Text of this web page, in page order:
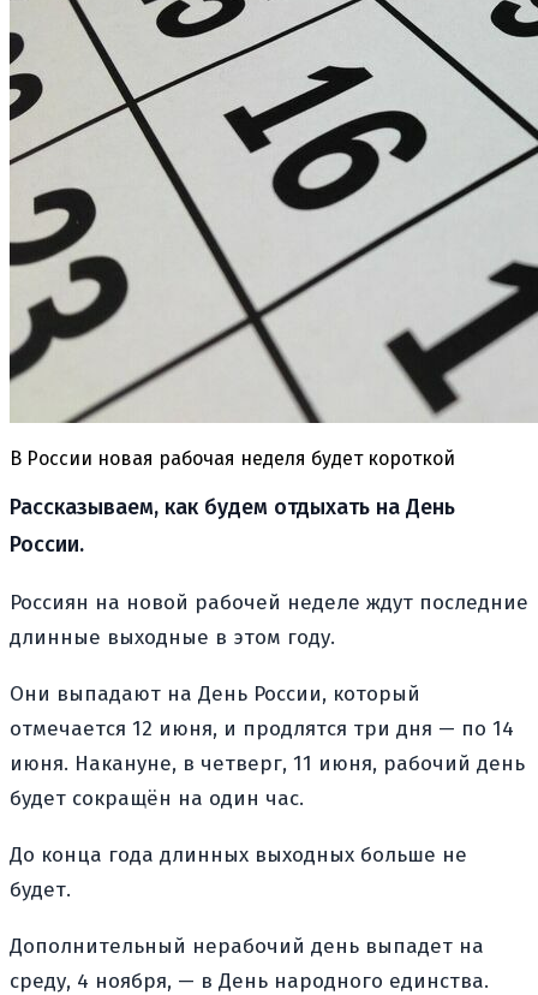
В России новая рабочая неделя будет короткой
Рассказываем, как будем отдыхать на День
России.
Россиян на новой рабочей неделе ждут последние
длинные выходные в этом году.
Они выпадают на День России, который
отмечается 12 июня, и продлятся три дня — по 14
июня. Накануне, в четверг, 11 июня, рабочий день
будет сокращён на один час.
До конца года длинных выходных больше не
будет.
Дополнительный нерабочий день выпадет на
среду, 4 ноября, — в День народного единства.